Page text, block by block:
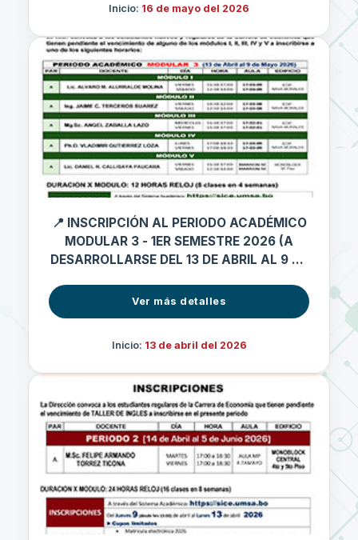
Inicio: 16 de mayo del 2026
📍 INSCRIPCIÓN AL PERIODO ACADÉMICO
MODULAR 3 - 1ER SEMESTRE 2026 (A
DESARROLLARSE DEL 13 DE ABRIL AL 9 DE
Ver más detalles
Inicio: 13 de abril del 2026